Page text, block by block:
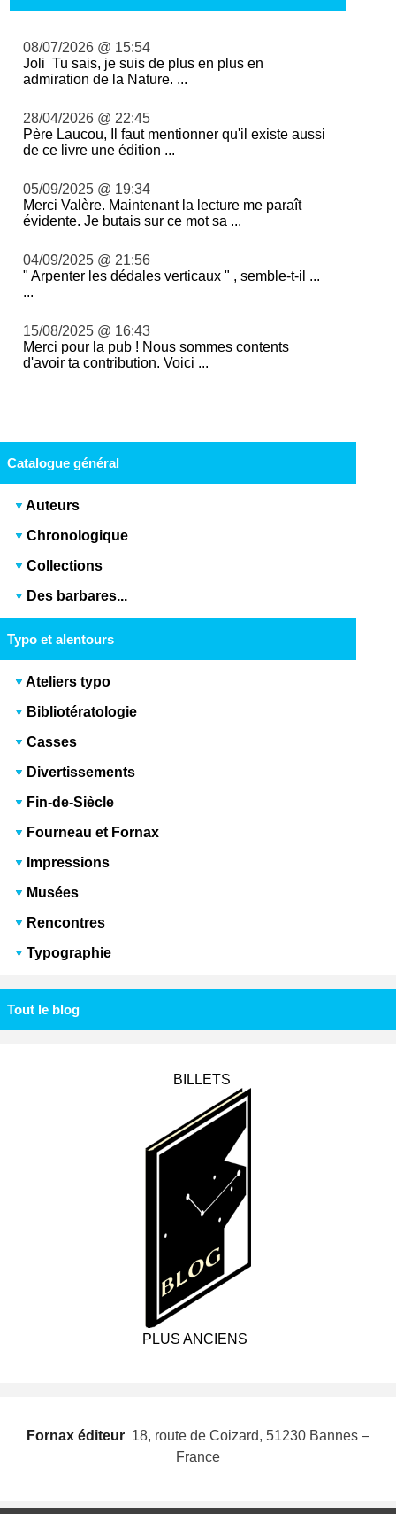
08/07/2026 @ 15:54
Joli Tu sais, je suis de plus en plus en
admiration de la Nature. ...
28/04/2026 @ 22:45
Père Laucou, Il faut mentionner qu'il existe aussi
de ce livre une édition ...
05/09/2025 @ 19:34
Merci Valère. Maintenant la lecture me paraît
évidente. Je butais sur ce mot sa ...
04/09/2025 @ 21:56
" Arpenter les dédales verticaux " , semble-t-il ...
...
15/08/2025 @ 16:43
Merci pour la pub ! Nous sommes contents
d'avoir ta contribution. Voici ...
Catalogue général
Auteurs
Chronologique
Collections
Des barbares...
Typo et alentours
Ateliers typo
Bibliotératologie
Casses
Divertissements
Fin-de-Siècle
Fourneau et Fornax
Impressions
Musées
Rencontres
Typographie
Tout le blog
BILLETS
PLUS ANCIENS
Fornax éditeur  18, route de Coizard, 51230 Bannes –
France